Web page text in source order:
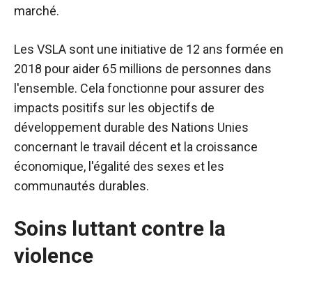
marché.
Les VSLA sont une initiative de 12 ans formée en
2018 pour aider 65 millions de personnes dans
l'ensemble. Cela fonctionne pour assurer des
impacts positifs sur les objectifs de
développement durable des Nations Unies
concernant le travail décent et la croissance
économique, l'égalité des sexes et les
communautés durables.
Soins luttant contre la
violence